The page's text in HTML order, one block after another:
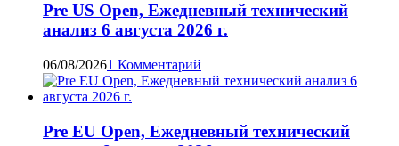
Pre US Open, Ежедневный технический
анализ 6 августа 2026 г.
06/08/20261 Комментарий
Pre EU Open, Ежедневный технический